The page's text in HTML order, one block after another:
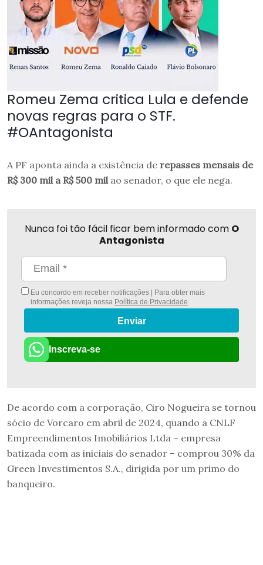
Romeu Zema critica Lula e defende
novas regras para o STF.
#OAntagonista
A PF aponta ainda a existência de repasses mensais de
R$ 300 mil a R$ 500 mil ao senador, o que ele nega.
Nunca foi tão fácil ficar bem informado com O
Antagonista
Eu concordo em receber notificações | Para obter mais
informações reveja nossa Política de Privacidade
Enviar
Inscreva-se
De acordo com a corporação, Ciro Nogueira se tornou
sócio de Vorcaro em abril de 2024, quando a CNLF
Empreendimentos Imobiliários Ltda – empresa
batizada com as iniciais do senador – comprou 30% da
Green Investimentos S.A., dirigida por um primo do
banqueiro.